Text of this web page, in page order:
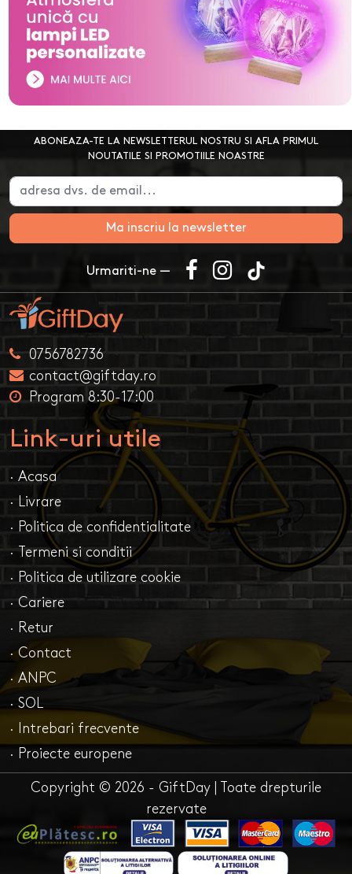
ABONEAZA-TE LA NEWSLETTERUL NOSTRU SI AFLA PRIMUL
NOUTATILE SI PROMOTIILE NOASTRE
Ma inscriu la newsletter
Urmariti-ne —
0756782736
contact@giftday.ro
Program 8:30-17:00
Link-uri utile
· Acasa
· Livrare
· Politica de confidentialitate
· Termeni si conditii
· Politica de utilizare cookie
· Cariere
· Retur
· Contact
· ANPC
· SOL
· Intrebari frecvente
· Proiecte europene
Copyright © 2026 - GiftDay | Toate drepturile
rezervate